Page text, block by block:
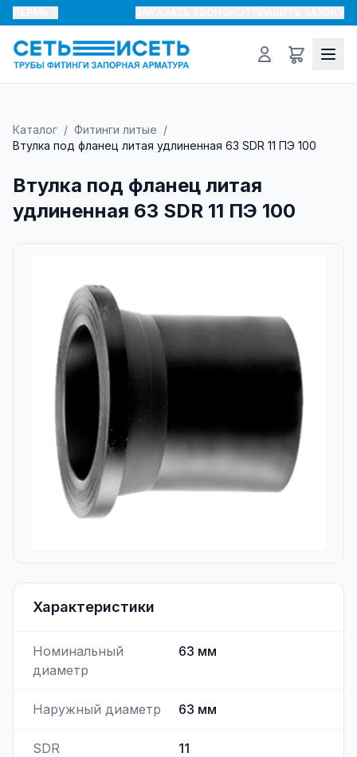
Каталог / Фитинги литые /
Втулка под фланец литая удлиненная 63 SDR 11 ПЭ 100
Втулка под фланец литая
удлиненная 63 SDR 11 ПЭ 100
Характеристики
Номинальный
диаметр
63 мм
Наружный диаметр 63 мм
SDR 11